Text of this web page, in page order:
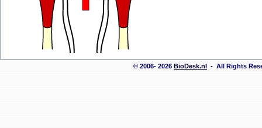
© 2006- 2026 BioDesk.nl - All Rights